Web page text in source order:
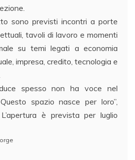
sono previsti incontri a porte
tavoli di lavoro e momenti
su temi legati a economia
impresa, credito, tecnologia e
spesso non ha voce nel
spazio nasce per loro”,
è prevista per luglio